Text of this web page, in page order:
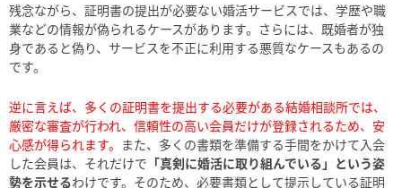
残念ながら、証明書の提出が必要ない婚活サービスでは、学歴や職
業などの情報が偽られるケースがあります。さらには、既婚者が独
身であると偽り、サービスを不正に利用する悪質なケースもあるの
です。
逆に言えば、多くの証明書を提出する必要がある結婚相談所では、
厳密な審査が行われ、信頼性の高い会員だけが登録されるため、安
心感が得られます。 また、多くの書類を準備する手間をかけて入会
した会員は、それだけで 「真剣に婚活に取り組んでいる」という姿
勢を示せるわけです。そのため、必要書類として提示している証明